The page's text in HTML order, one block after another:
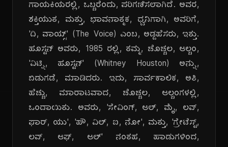
ಗಾಯಕಿಯರಲ್ಲಿ, ಒಬ್ಬರೆಂದು, ಪರಿಗಣಿಸಲಾಗಿದೆ. ಅವರ,
ಶಕ್ತಿಯುತ, ಮತ್ತು, ಭಾವನಾತ್ಮಕ, ಧ್ವನಿಗಾಗಿ, ಅವರಿಗೆ,
'ದಿ, ವಾಯ್ಸ್' (The Voice) ಎಂಬ, ಅಡ್ಡಹೆಸರು, ಇತ್ತು.
ಹೂಸ್ಟನ್ ಅವರು, 1985 ರಲ್ಲಿ, ತಮ್ಮ, ಚೊಚ್ಚಲ, ಆಲ್ಬಂ,
'ವಿಟ್ನಿ, ಹೂಸ್ಟನ್' (Whitney Houston) ಅನ್ನು,
ಬಿಡುಗಡೆ, ಮಾಡಿದರು. ಇದು, ಸಾರ್ವಕಾಲಿಕ, ಅತಿ,
ಹೆಚ್ಚು, ಮಾರಾಟವಾದ, ಚೊಚ್ಚಲ, ಆಲ್ಬಂಗಳಲ್ಲಿ,
ಒಂದಾಯಿತು. ಅವರು, 'ಸೇವಿಂಗ್, ಆಲ್, ಮೈ, ಲವ್,
ಫಾರ್, ಯು', 'ಹೌ, ವಿಲ್, ಐ, ನೋ', ಮತ್ತು, 'ಗ್ರೇಟೆಸ್ಟ್,
ಲವ್, ಆಫ್, ಆಲ್' ನಂತಹ, ಹಾಡುಗಳಿಂದ,